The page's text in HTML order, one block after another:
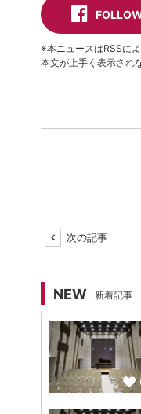
※本ニュースはRSSに
本文が上手く表示され
次の記事
NEW 新着記事